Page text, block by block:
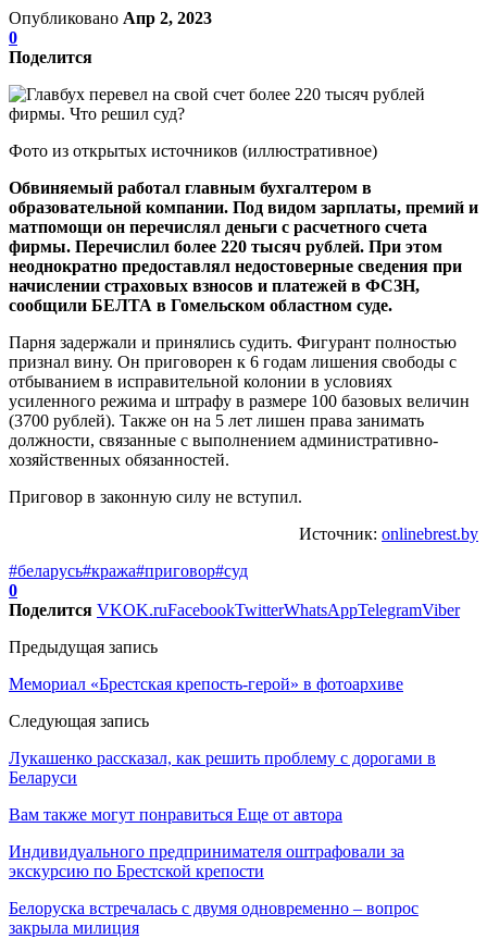
Опубликовано Апр 2, 2023
0
Поделится
Фото из открытых источников (иллюстративное)
Обвиняемый работал главным бухгалтером в
образовательной компании. Под видом зарплаты, премий и
матпомощи он перечислял деньги с расчетного счета
фирмы. Перечислил более 220 тысяч рублей. При этом
неоднократно предоставлял недостоверные сведения при
начислении страховых взносов и платежей в ФСЗН,
сообщили БЕЛТА в Гомельском областном суде.
Парня задержали и принялись судить. Фигурант полностью
признал вину. Он приговорен к 6 годам лишения свободы с
отбыванием в исправительной колонии в условиях
усиленного режима и штрафу в размере 100 базовых величин
(3700 рублей). Также он на 5 лет лишен права занимать
должности, связанные с выполнением административно-
хозяйственных обязанностей.
Приговор в законную силу не вступил.
Источник: onlinebrest.by
#беларусь#кража#приговор#суд
0
Поделится VKOK.ruFacebookTwitterWhatsAppTelegramViber
Предыдущая запись
Мемориал «Брестская крепость-герой» в фотоархиве
Следующая запись
Лукашенко рассказал, как решить проблему с дорогами в
Беларуси
Вам также могут понравиться Еще от автора
Индивидуального предпринимателя оштрафовали за
экскурсию по Брестской крепости
Белоруска встречалась с двумя одновременно – вопрос
закрыла милиция